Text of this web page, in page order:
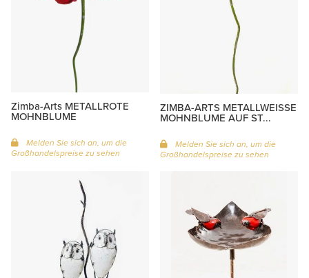
Zimba-Arts METALLROTE
MOHNBLUME
Melden Sie sich an, um die
Großhandelspreise zu sehen
ZIMBA-ARTS METALLWEISSE
MOHNBLUME AUF ST...
Melden Sie sich an, um die
Großhandelspreise zu sehen